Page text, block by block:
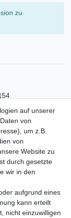
zu
auf unserer
von
um z.B.
von
Website zu
durch gesetzte
wir in den
aufgrund eines
kann erteilt
nicht einzuwilligen